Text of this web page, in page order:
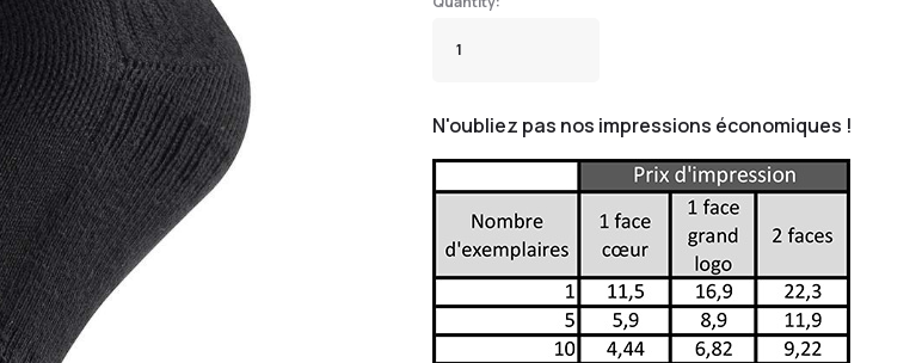
N'oubliez pas nos impressions économiques !